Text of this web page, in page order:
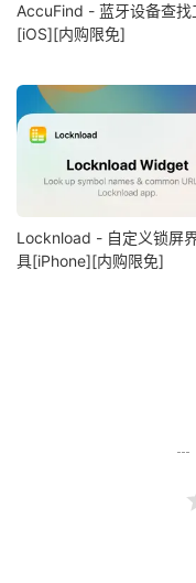
AccuFind - 蓝牙设备查找
[iOS][内购限免]
Locknload - 自定义锁屏
具[iPhone][内购限免]